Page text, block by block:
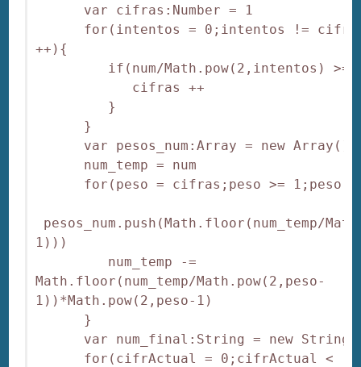
var cifras:Number = 1
for(intentos = 0;intentos !=
++){
if(num/Math.pow(2,intentos) >=
cifras ++
}
}
var pesos_num:Array = new Array()
num_temp = num
for(peso = cifras;peso >= 1;peso
pesos_num.push(Math.floor(num_temp/
1)))
num_temp -=
Math.floor(num_temp/Math.pow(2,peso-
1))*Math.pow(2,peso-1)
}
var num_final:String = new
for(cifrActual = 0;cifrActual <